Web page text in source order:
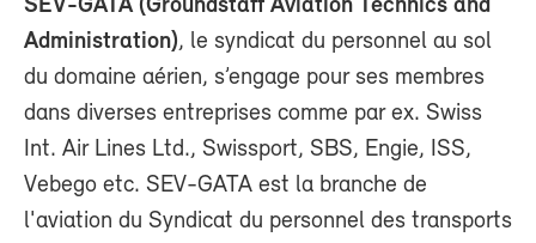
SEV-GATA (Groundstaff Aviation Technics and
Administration), le syndicat du personnel au sol
du domaine aérien, s’engage pour ses membres
dans diverses entreprises comme par ex. Swiss
Int. Air Lines Ltd., Swissport, SBS, Engie, ISS,
Vebego etc. SEV-GATA est la branche de
l'aviation du Syndicat du personnel des transports